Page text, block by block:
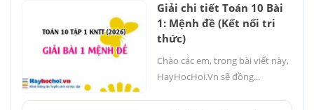
Giải chi tiết Toán 10 Bài
1: Mệnh đề (Kết nối tri
thức)
Chào các em, trong bài viết này,
HayHocHoi.Vn sẽ đồng...